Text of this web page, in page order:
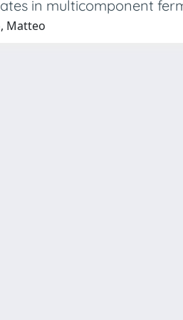
in multicomponent
Matteo